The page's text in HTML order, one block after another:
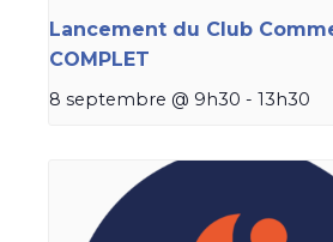
Lancement du Club
COMPLET
8 septembre @ 9h30 - 13h30